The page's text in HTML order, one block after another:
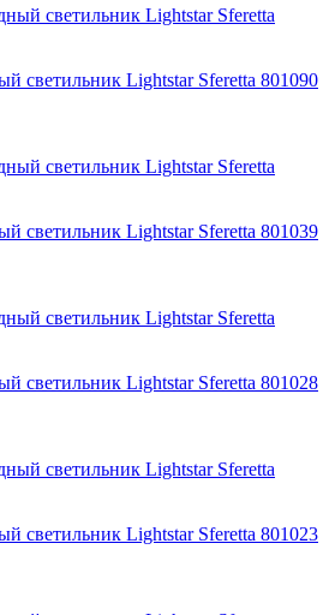
светильник Lightstar Sferetta 801090
светильник Lightstar Sferetta 801039
светильник Lightstar Sferetta 801028
светильник Lightstar Sferetta 801023